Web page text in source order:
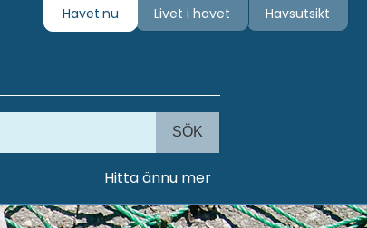
Havet.nu Livet i havet Havsutsikt
SÖK
Hitta ännu mer